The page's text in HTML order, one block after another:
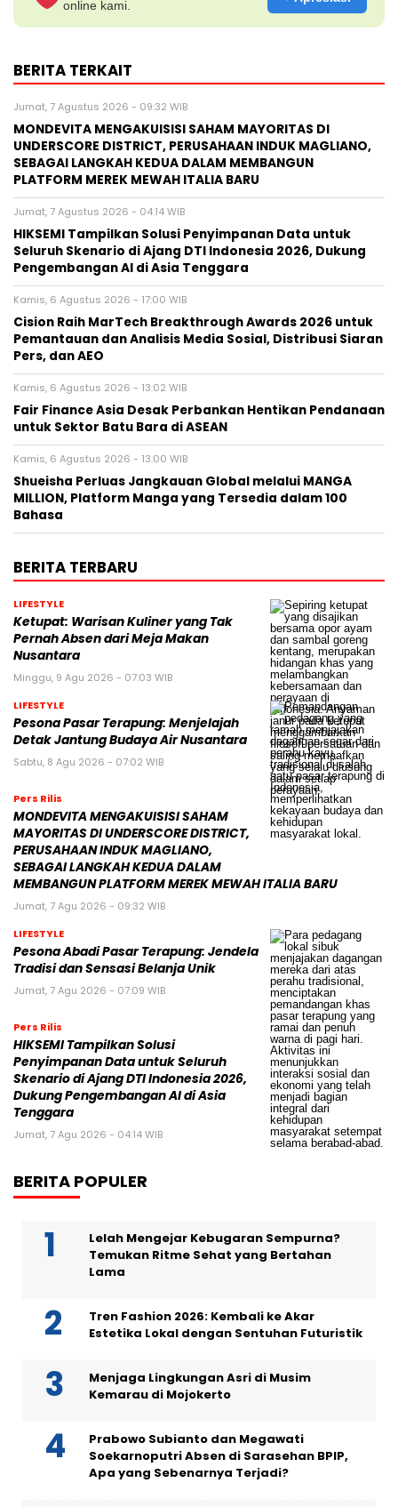
online kami.
BERITA TERKAIT
Jumat, 7 Agustus 2026 - 09:32 WIB
MONDEVITA MENGAKUISISI SAHAM MAYORITAS DI
UNDERSCORE DISTRICT, PERUSAHAAN INDUK MAGLIANO,
SEBAGAI LANGKAH KEDUA DALAM MEMBANGUN
PLATFORM MEREK MEWAH ITALIA BARU
Jumat, 7 Agustus 2026 - 04:14 WIB
HIKSEMI Tampilkan Solusi Penyimpanan Data untuk
Seluruh Skenario di Ajang DTI Indonesia 2026, Dukung
Pengembangan AI di Asia Tenggara
Kamis, 6 Agustus 2026 - 17:00 WIB
Cision Raih MarTech Breakthrough Awards 2026 untuk
Pemantauan dan Analisis Media Sosial, Distribusi Siaran
Pers, dan AEO
Kamis, 6 Agustus 2026 - 13:02 WIB
Fair Finance Asia Desak Perbankan Hentikan Pendanaan
untuk Sektor Batu Bara di ASEAN
Kamis, 6 Agustus 2026 - 13:00 WIB
Shueisha Perluas Jangkauan Global melalui MANGA
MILLION, Platform Manga yang Tersedia dalam 100
Bahasa
BERITA TERBARU
LIFESTYLE
Ketupat: Warisan Kuliner yang Tak
Pernah Absen dari Meja Makan
Nusantara
Minggu, 9 Agu 2026 - 07:03 WIB
LIFESTYLE
Pesona Pasar Terapung: Menjelajah
Detak Jantung Budaya Air Nusantara
Sabtu, 8 Agu 2026 - 07:02 WIB
Pers Rilis
MONDEVITA MENGAKUISISI SAHAM
MAYORITAS DI UNDERSCORE DISTRICT,
PERUSAHAAN INDUK MAGLIANO,
SEBAGAI LANGKAH KEDUA DALAM
MEMBANGUN PLATFORM MEREK MEWAH ITALIA BARU
Jumat, 7 Agu 2026 - 09:32 WIB
LIFESTYLE
Pesona Abadi Pasar Terapung: Jendela
Tradisi dan Sensasi Belanja Unik
Jumat, 7 Agu 2026 - 07:09 WIB
Pers Rilis
HIKSEMI Tampilkan Solusi
Penyimpanan Data untuk Seluruh
Skenario di Ajang DTI Indonesia 2026,
Dukung Pengembangan AI di Asia
Tenggara
Jumat, 7 Agu 2026 - 04:14 WIB
BERITA POPULER
Lelah Mengejar Kebugaran Sempurna?
Temukan Ritme Sehat yang Bertahan
Lama
Tren Fashion 2026: Kembali ke Akar
Estetika Lokal dengan Sentuhan Futuristik
Menjaga Lingkungan Asri di Musim
Kemarau di Mojokerto
Prabowo Subianto dan Megawati
Soekarnoputri Absen di Sarasehan BPIP,
Apa yang Sebenarnya Terjadi?